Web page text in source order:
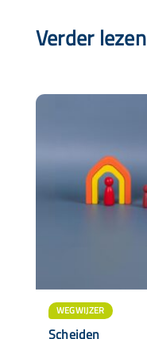
Verder lezen
WEGWIJZER
Scheiden